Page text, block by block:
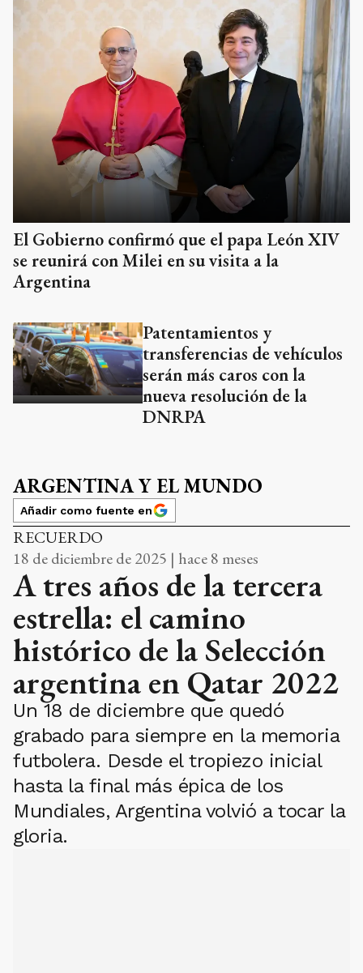
El Gobierno confirmó que el papa León XIV
se reunirá con Milei en su visita a la
Argentina
Patentamientos y
transferencias de vehículos
serán más caros con la
nueva resolución de la
DNRPA
ARGENTINA Y EL MUNDO
Añadir como fuente en
RECUERDO
18 de diciembre de 2025 | hace 8 meses
A tres años de la tercera
estrella: el camino
histórico de la Selección
argentina en Qatar 2022
Un 18 de diciembre que quedó
grabado para siempre en la memoria
futbolera. Desde el tropiezo inicial
hasta la final más épica de los
Mundiales, Argentina volvió a tocar la
gloria.